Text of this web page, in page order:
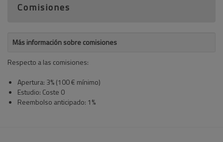
Comisiones
Más información sobre comisiones
Respecto a las comisiones:
Apertura: 3% (100 € mínimo)
Estudio: Coste 0
Reembolso anticipado: 1%